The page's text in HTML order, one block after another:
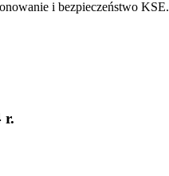
i bezpieczeństwo KSE.
r.